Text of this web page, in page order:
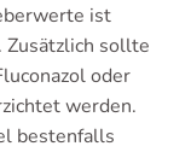
ist
Zusätzlich sollte
oder
werden.
bestenfalls